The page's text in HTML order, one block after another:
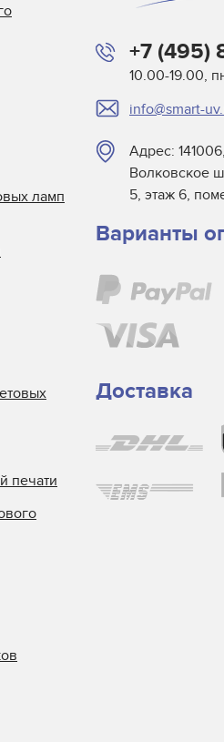
+7 (495)
10.00-19.00,
info@smart-
Адрес:
Волковское
5, этаж 6,
Варианты
Доставка
ламп
печати